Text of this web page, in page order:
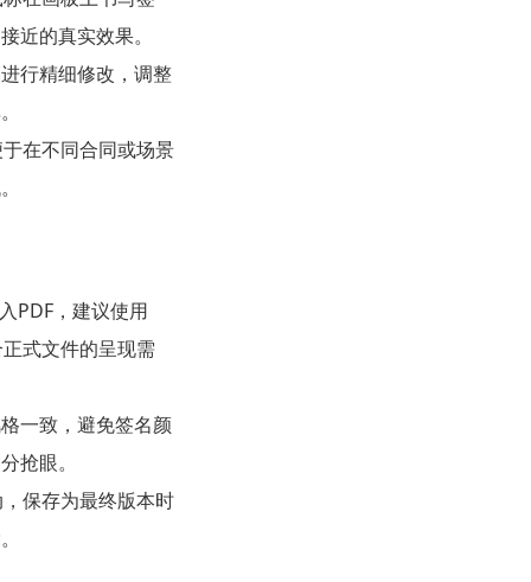
近的真实效果。
行精细修改，调整
在不同合同或场景
PDF，建议使用
式文件的呈现需
一致，避免签名颜
抢眼。
保存为最终版本时